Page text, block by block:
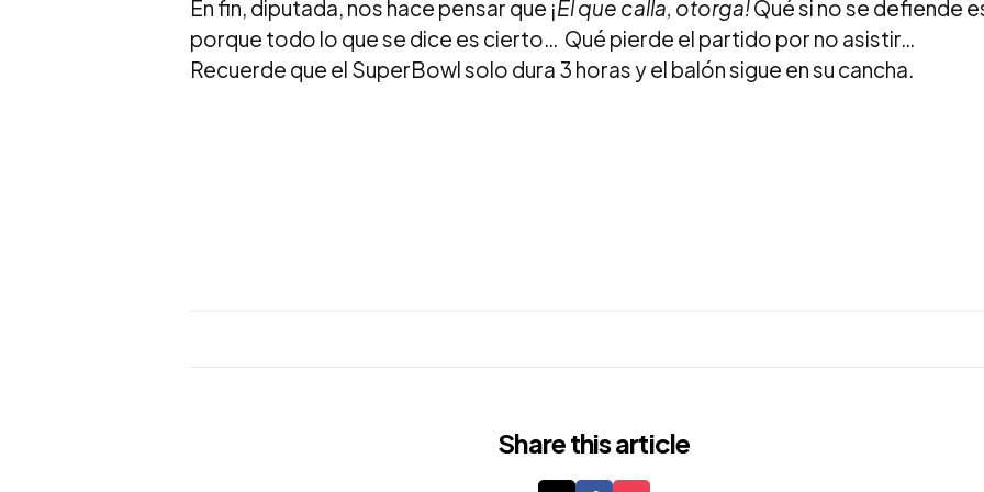
En fin, diputada, nos hace pensar que ¡El que calla, otorga!Qué si no se defiende
porque todo lo que se dice es cierto… Qué pierde el partido por no asistir…
Recuerde que el SuperBowl solo dura 3 horas y el balón sigue en su cancha.
Sharethis article